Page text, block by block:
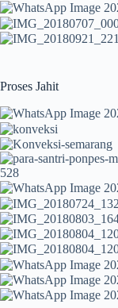
Proses Jahit